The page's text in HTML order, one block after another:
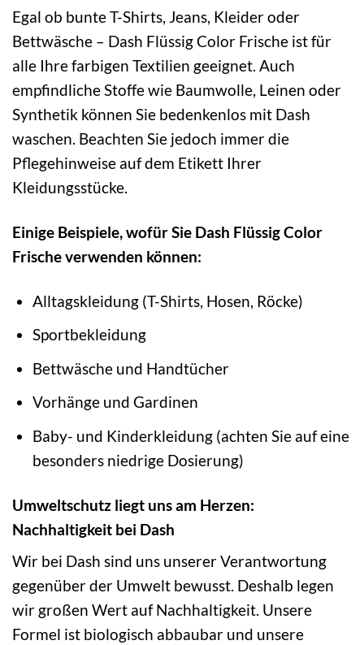
Egal ob bunte T-Shirts, Jeans, Kleider oder
Bettwäsche – Dash Flüssig Color Frische ist für
alle Ihre farbigen Textilien geeignet. Auch
empfindliche Stoffe wie Baumwolle, Leinen oder
Synthetik können Sie bedenkenlos mit Dash
waschen. Beachten Sie jedoch immer die
Pflegehinweise auf dem Etikett Ihrer
Kleidungsstücke.
Einige Beispiele, wofür Sie Dash Flüssig Color
Frische verwenden können:
Alltagskleidung (T-Shirts, Hosen, Röcke)
Sportbekleidung
Bettwäsche und Handtücher
Vorhänge und Gardinen
Baby- und Kinderkleidung (achten Sie auf eine
besonders niedrige Dosierung)
Umweltschutz liegt uns am Herzen:
Nachhaltigkeit bei Dash
Wir bei Dash sind uns unserer Verantwortung
gegenüber der Umwelt bewusst. Deshalb legen
wir großen Wert auf Nachhaltigkeit. Unsere
Formel ist biologisch abbaubar und unsere